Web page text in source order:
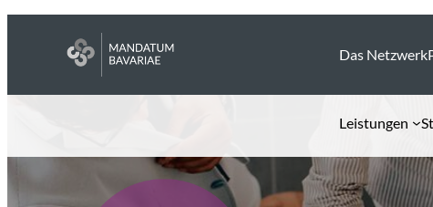
Das Netzwerk
Leistungen